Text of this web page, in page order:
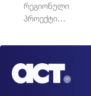
რეგიონული
პროექტი
აზიაში: აზიის
ბანკის
ინიციატივა